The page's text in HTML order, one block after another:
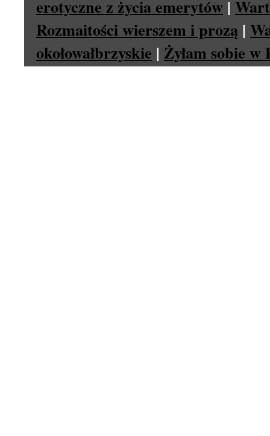
erotyczne z życia emerytów |
Rozmaitości wierszem i prozą |
okołowałbrzyskie | Żyłam sobie